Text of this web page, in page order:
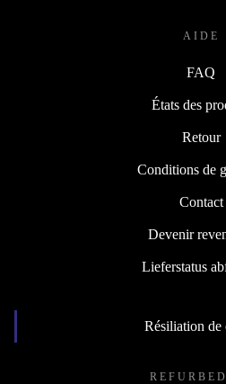
AIDE
FAQ
États des
Retour
Conditions de
Contact
Devenir
Lieferstatus
Résiliation de